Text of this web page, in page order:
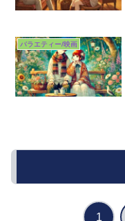
バラエティー/映画
1